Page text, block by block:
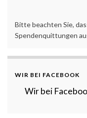
Bitte beachten Sie,
Spendenquittungen
WIR BEI FACEBOOK
Wir bei